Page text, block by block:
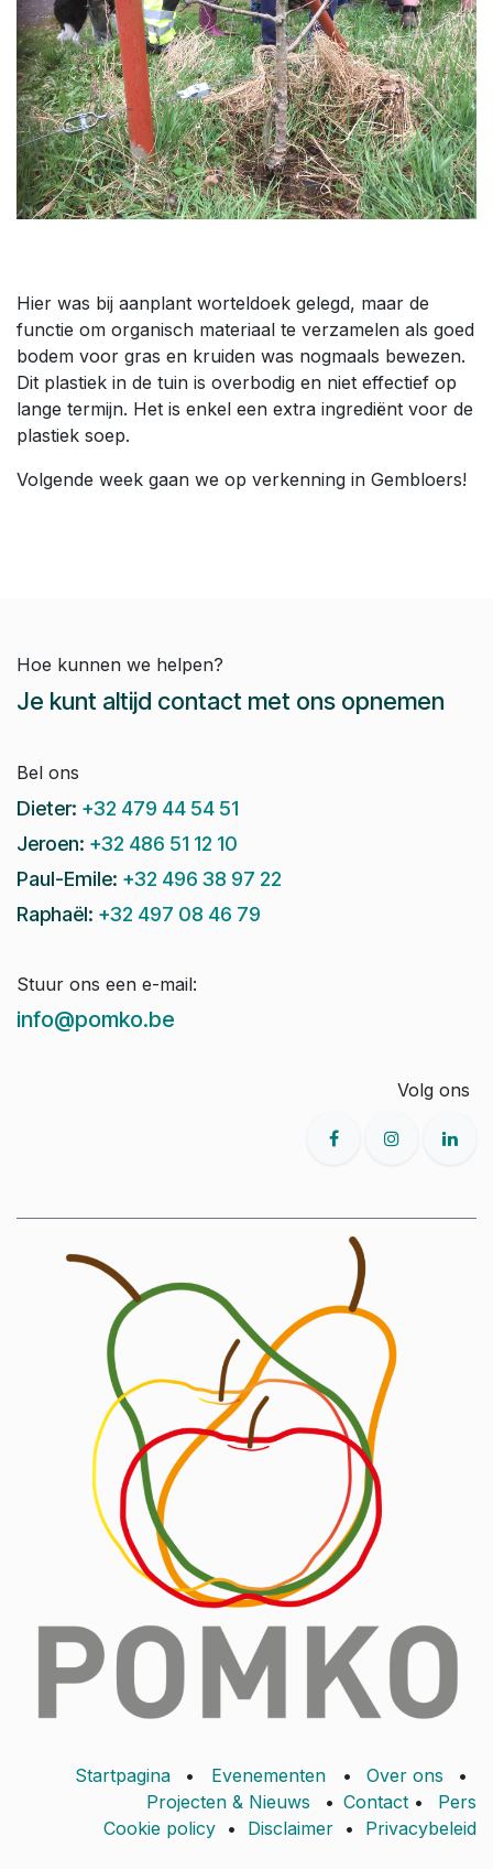
Hier was bij aanplant worteldoek gelegd, maar de
functie om organisch materiaal te verzamelen als goed
bodem voor gras en kruiden was nogmaals bewezen.
Dit plastiek in de tuin is overbodig en niet effectief op
lange termijn. Het is enkel een extra ingrediënt voor de
plastiek soep.
Volgende week gaan we op verkenning in Gembloers!
Hoe kunnen we helpen?
Je kunt altijd contact met ons opnemen
Bel ons
Dieter: +32 479 44 54 51
Jeroen: +32 486 51 12 10
Paul-Emile: +32 496 38 97 22
Raphaël: +32 497 08 46 79
Stuur ons een e-mail:
info@pomko.be
Volg ons
Startpagina • Evenementen • Over ons
•
Projecten & Nieuws
• Contact •
Pers
Cookie policy • Disclaimer • Privacybeleid